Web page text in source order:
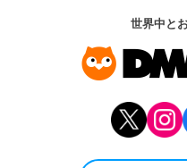
世界中と